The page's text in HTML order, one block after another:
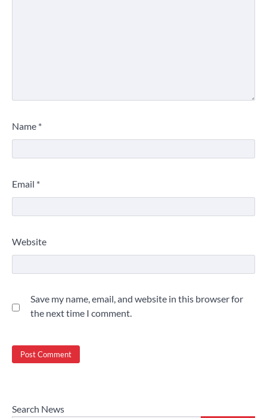
Name *
Email *
Website
Save my name, email, and website in this browser for
the next time I comment.
Search News